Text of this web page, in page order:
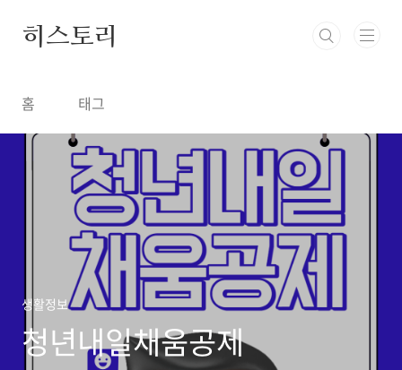
히스토리
홈 태그
생활정보
청년내일채움공제